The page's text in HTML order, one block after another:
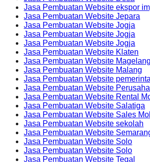
Jasa Pembuatan Website ekspor
Jasa Pembuatan Website Jepara
Jasa Pembuatan Website Jogja
Jasa Pembuatan Website Jogja
Jasa Pembuatan Website Jogja
Jasa Pembuatan Website Klaten
Jasa Pembuatan Website Magelang
Jasa Pembuatan Website Malang
Jasa Pembuatan Website
Jasa Pembuatan Website
Jasa Pembuatan Website Rental
Jasa Pembuatan Website Salatiga
Jasa Pembuatan Website Sales
Jasa Pembuatan Website sekolah
Jasa Pembuatan Website
Jasa Pembuatan Website Solo
Jasa Pembuatan Website Solo
Jasa Pembuatan Website Tegal